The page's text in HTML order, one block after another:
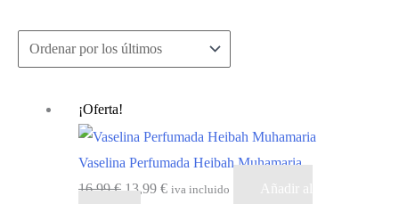
últimos
¡Oferta!
Vaselina Perfumada Heibah Muhamaria
16,99€El
13,99 €Eliva incluido
Añadir al